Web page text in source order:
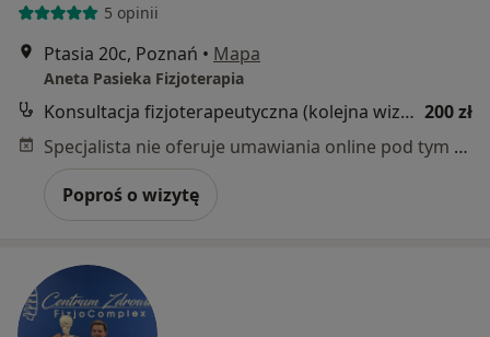
5 opinii
Ptasia 20c, Poznań • Mapa
Aneta Pasieka Fizjoterapia
Konsultacja fizjoterapeutyczna (kolejna wizyta) 200 zł
Specjalista nie oferuje umawiania online pod tym adresem.
Poproś o wizytę